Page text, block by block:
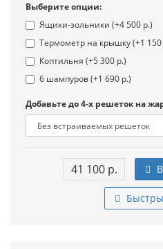
Выберите опции:
Ящики-зольники (+4 500 р.)
Термометр на крышку (+1 150
Коптильня (+5 300 р.)
6 шампуров (+1 690 р.)
Добавьте до 4-х решеток на
41 100 р.